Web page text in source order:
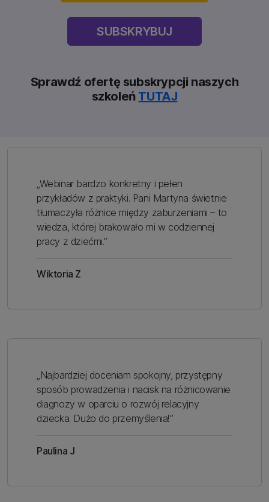
SUBSKRYBUJ
Sprawdź ofertę subskrypcji naszych
szkoleń TUTAJ
„Webinar bardzo konkretny i pełen
przykładów z praktyki. Pani Martyna świetnie
tłumaczyła różnice między zaburzeniami – to
wiedza, której brakowało mi w codziennej
pracy z dziećmi.”
Wiktoria Z
„Najbardziej doceniam spokojny, przystępny
sposób prowadzenia i nacisk na różnicowanie
diagnozy w oparciu o rozwój relacyjny
dziecka. Dużo do przemyślenia!”
Paulina J